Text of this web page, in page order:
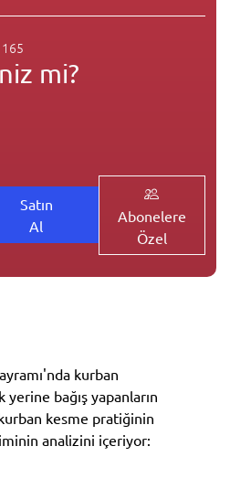
mi?
Satın
Al
Abonelere
Özel
kurban
bağış yapanların
kesme pratiğinin
analizini içeriyor: